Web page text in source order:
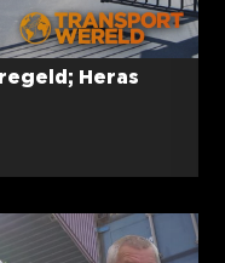
Heras